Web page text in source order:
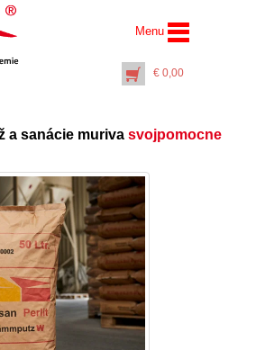
Menu
€ 0,00
a sanácie muriva svojpomocne
Vrták Ø 14 mm dĺžka
1000 mm ……
(pracovná dĺžka 920
mm)
19,00